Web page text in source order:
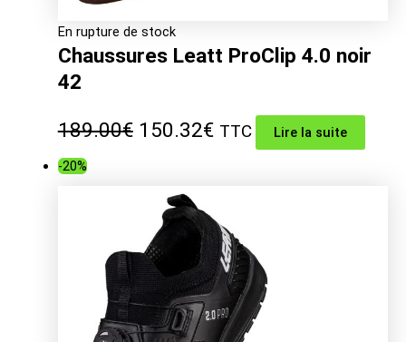
En rupture de stock
Chaussures Leatt ProClip 4.0 noir
42
189.00€ Le
initial
était :
189.00€.
150.32€Le
est :
150.32€.
TTC Lire la suite
-20%